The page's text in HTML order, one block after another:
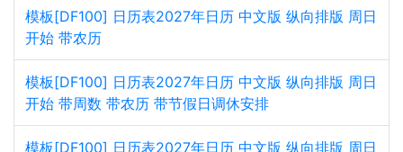
模板[DF100] 日历表2027年日历 中文版 纵向排版 周日
开始 带农历
模板[DF100] 日历表2027年日历 中文版 纵向排版 周日
开始 带周数 带农历 带节假日调休安排
模板[DF100] 日历表2027年日历 中文版 纵向排版 周日